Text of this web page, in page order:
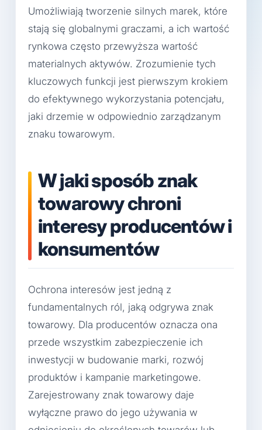
Umożliwiają tworzenie silnych marek, które
stają się globalnymi graczami, a ich wartość
rynkowa często przewyższa wartość
materialnych aktywów. Zrozumienie tych
kluczowych funkcji jest pierwszym krokiem
do efektywnego wykorzystania potencjału,
jaki drzemie w odpowiednio zarządzanym
znaku towarowym.
W jaki sposób znak
towarowy chroni
interesy producentów i
konsumentów
Ochrona interesów jest jedną z
fundamentalnych ról, jaką odgrywa znak
towarowy. Dla producentów oznacza ona
przede wszystkim zabezpieczenie ich
inwestycji w budowanie marki, rozwój
produktów i kampanie marketingowe.
Zarejestrowany znak towarowy daje
wyłączne prawo do jego używania w